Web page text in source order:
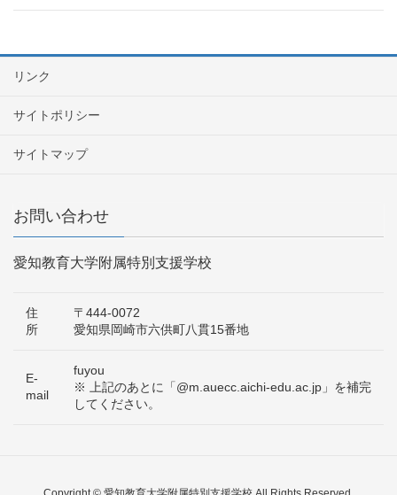
リンク
サイトポリシー
サイトマップ
お問い合わせ
愛知教育大学附属特別支援学校
住
所
〒444-0072
愛知県岡崎市六供町八貫15番地
E-
mail
fuyou
※ 上記のあとに「@m.auecc.aichi-edu.ac.jp」を補完
してください。